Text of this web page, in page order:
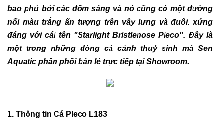
bao phủ bởi các đốm sáng và nó cũng có một đường
nối màu trắng ấn tượng trên vây lưng và đuôi, xứng
đáng với cái tên "Starlight Bristlenose Pleco". Đây là
một trong những dòng cá cảnh thuỷ sinh mà Sen
Aquatic phân phối bán lẻ trực tiếp tại Showroom.
1. Thông tin Cá Pleco L183